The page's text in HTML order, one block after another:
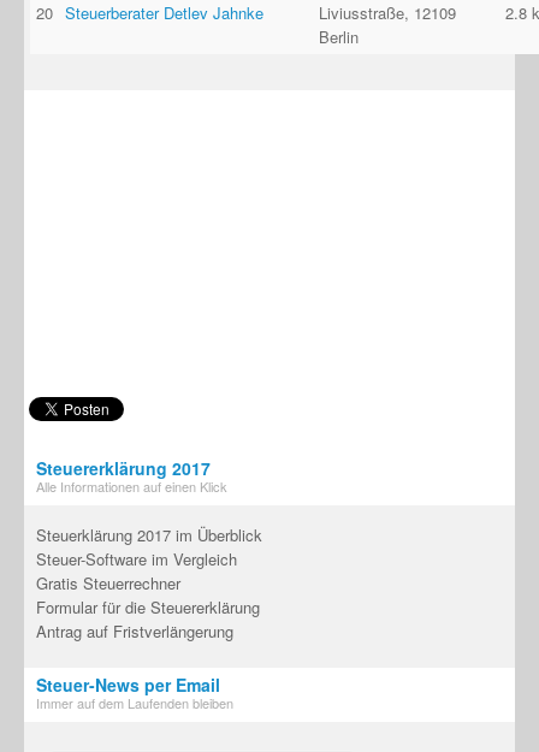
20 Steuerberater Detlev Jahnke
Liviusstraße, 12109
Berlin
2.8
Steuererklärung 2017
Alle Informationen auf einen Klick
Steuerklärung 2017 im Überblick
Steuer-Software im Vergleich
Gratis Steuerrechner
Formular für die Steuererklärung
Antrag auf Fristverlängerung
Steuer-News per Email
Immer auf dem Laufenden bleiben